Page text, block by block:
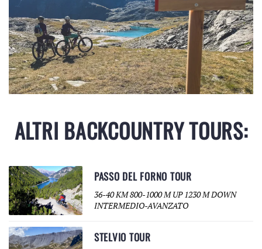
ALTRI BACKCOUNTRY TOURS:
PASSO DEL FORNO TOUR
36-40 KM 800-1000 M UP 1230 M DOWN
INTERMEDIO-AVANZATO
STELVIO TOUR